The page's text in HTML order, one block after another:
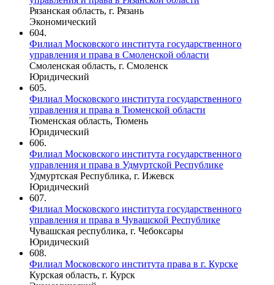
Рязанская область, г. Рязань
Экономический
604.
Филиал Московского института государственного
управления и права в Смоленской области
Смоленская область, г. Смоленск
Юридический
605.
Филиал Московского института государственного
управления и права в Тюменской области
Тюменская область, Тюмень
Юридический
606.
Филиал Московского института государственного
управления и права в Удмуртской Республике
Удмуртская Республика, г. Ижевск
Юридический
607.
Филиал Московского института государственного
управления и права в Чувашской Республике
Чувашская республика, г. Чебоксары
Юридический
608.
Филиал Московского института права в г. Курске
Курская область, г. Курск